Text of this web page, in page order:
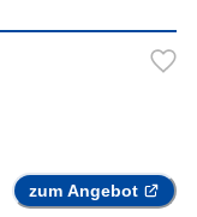
zum Angebot